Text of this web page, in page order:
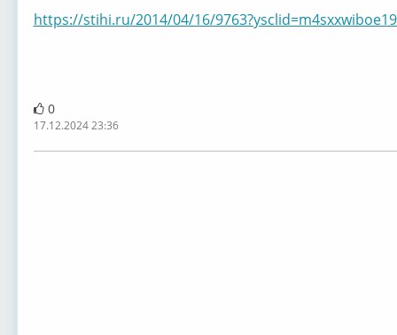
https://stihi.ru/2014/04/16/
0
17.12.2024 23:36